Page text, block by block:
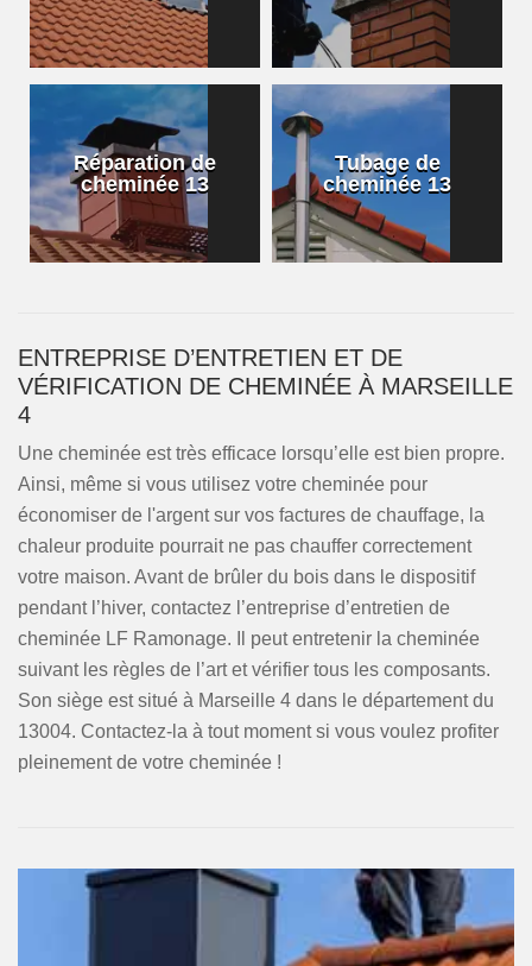
Réparation de
cheminée 13
Tubage de
cheminée 13
ENTREPRISE D’ENTRETIEN ET DE
VÉRIFICATION DE CHEMINÉE À MARSEILLE
4
Une cheminée est très efficace lorsqu’elle est bien propre.
Ainsi, même si vous utilisez votre cheminée pour
économiser de l'argent sur vos factures de chauffage, la
chaleur produite pourrait ne pas chauffer correctement
votre maison. Avant de brûler du bois dans le dispositif
pendant l’hiver, contactez l’entreprise d’entretien de
cheminée LF Ramonage. Il peut entretenir la cheminée
suivant les règles de l’art et vérifier tous les composants.
Son siège est situé à Marseille 4 dans le département du
13004. Contactez-la à tout moment si vous voulez profiter
pleinement de votre cheminée !